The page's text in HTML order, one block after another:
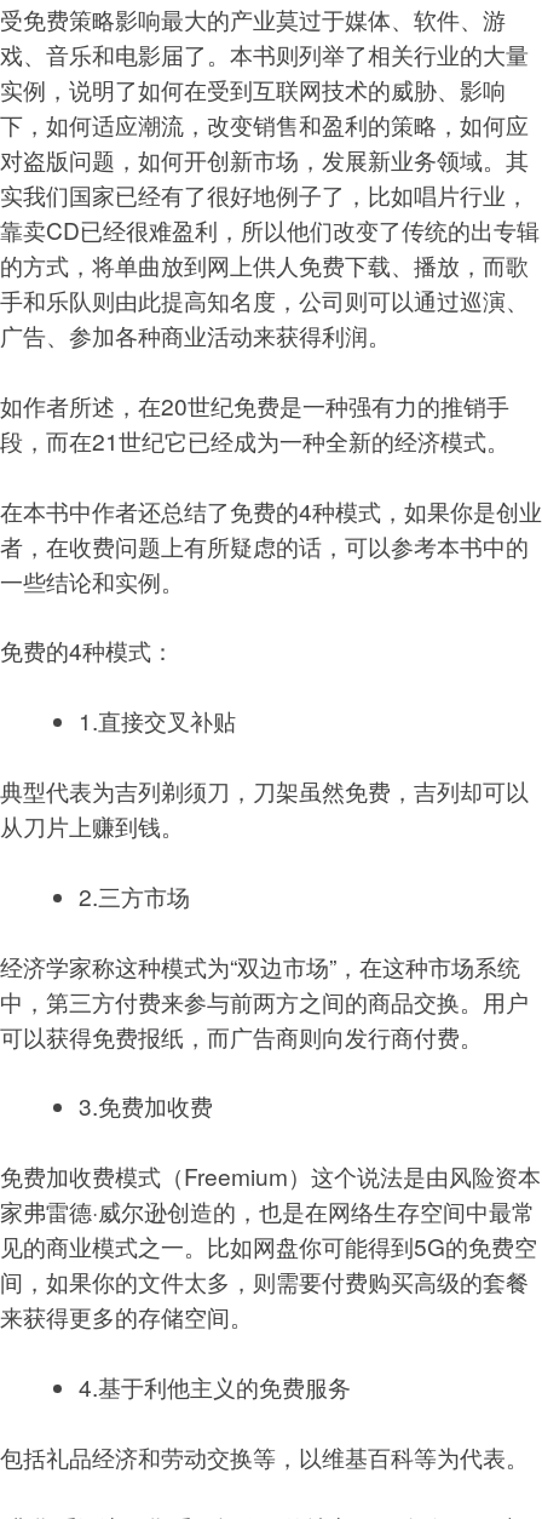
受免费策略影响最大的产业莫过于媒体、软件、游
戏、音乐和电影届了。本书则列举了相关行业的大量
实例，说明了如何在受到互联网技术的威胁、影响
下，如何适应潮流，改变销售和盈利的策略，如何应
对盗版问题，如何开创新市场，发展新业务领域。其
实我们国家已经有了很好地例子了，比如唱片行业，
靠卖CD已经很难盈利，所以他们改变了传统的出专辑
的方式，将单曲放到网上供人免费下载、播放，而歌
手和乐队则由此提高知名度，公司则可以通过巡演、
广告、参加各种商业活动来获得利润。
如作者所述，在20世纪免费是一种强有力的推销手
段，而在21世纪它已经成为一种全新的经济模式。
在本书中作者还总结了免费的4种模式，如果你是创业
者，在收费问题上有所疑虑的话，可以参考本书中的
一些结论和实例。
免费的4种模式：
1.直接交叉补贴
典型代表为吉列剃须刀，刀架虽然免费，吉列却可以
从刀片上赚到钱。
2.三方市场
经济学家称这种模式为“双边市场”，在这种市场系统
中，第三方付费来参与前两方之间的商品交换。用户
可以获得免费报纸，而广告商则向发行商付费。
3.免费加收费
免费加收费模式（Freemium）这个说法是由风险资本
家弗雷德·威尔逊创造的，也是在网络生存空间中最常
见的商业模式之一。比如网盘你可能得到5G的免费空
间，如果你的文件太多，则需要付费购买高级的套餐
来获得更多的存储空间。
4.基于利他主义的免费服务
包括礼品经济和劳动交换等，以维基百科等为代表。